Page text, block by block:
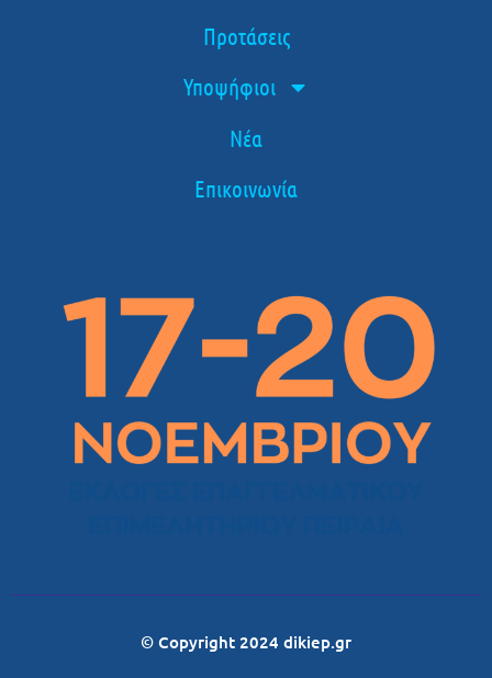
Προτάσεις
Υποψήφιοι
Νέα
Επικοινωνία
© Copyright 2024 dikiep.gr